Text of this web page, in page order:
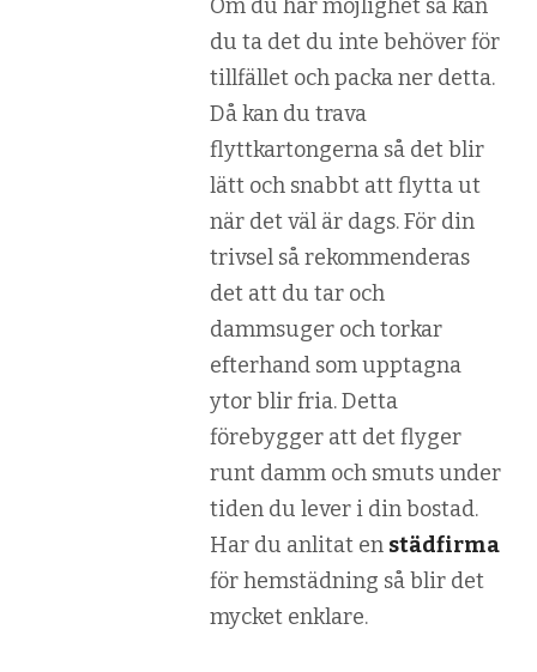
Om du har möjlighet så kan
du ta det du inte behöver för
tillfället och packa ner detta.
Då kan du trava
flyttkartongerna så det blir
lätt och snabbt att flytta ut
när det väl är dags. För din
trivsel så rekommenderas
det att du tar och
dammsuger och torkar
efterhand som upptagna
ytor blir fria. Detta
förebygger att det flyger
runt damm och smuts under
tiden du lever i din bostad.
Har du anlitat en städfirma
för hemstädning så blir det
mycket enklare.